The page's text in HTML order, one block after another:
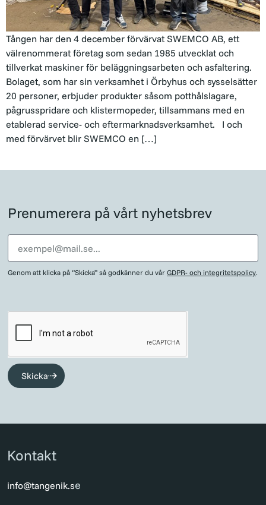
Tången har den 4 december förvärvat SWEMCO AB, ett
välrenommerat företag som sedan 1985 utvecklat och
tillverkat maskiner för beläggningsarbeten och asfaltering.
Bolaget, som har sin verksamhet i Örbyhus och sysselsätter
20 personer, erbjuder produkter såsom potthålslagare,
pågrusspridare och klistermopeder, tillsammans med en
etablerad service- och eftermarknadsverksamhet. I och
med förvärvet blir SWEMCO en […]
Genom att klicka på “Skicka” så godkänner du vår GDPR- och integritetspolicy.
Skicka
Prenumerera på vårt nyhetsbrev
Kontakt
info@tangenik.se